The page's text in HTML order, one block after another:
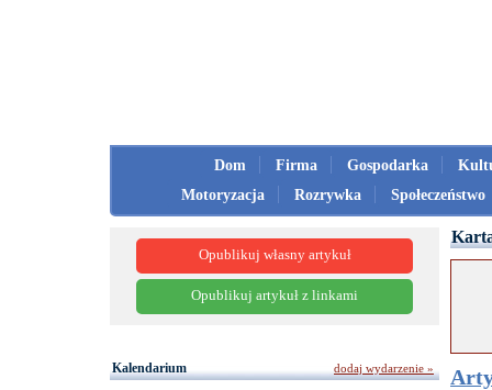
Dom Firma Gospodarka
Motoryzacja
Rozrywka Społeczeństwo
Opublikuj własny artykuł
Opublikuj artykuł z linkami
Kalendarium dodaj wydarzenie »